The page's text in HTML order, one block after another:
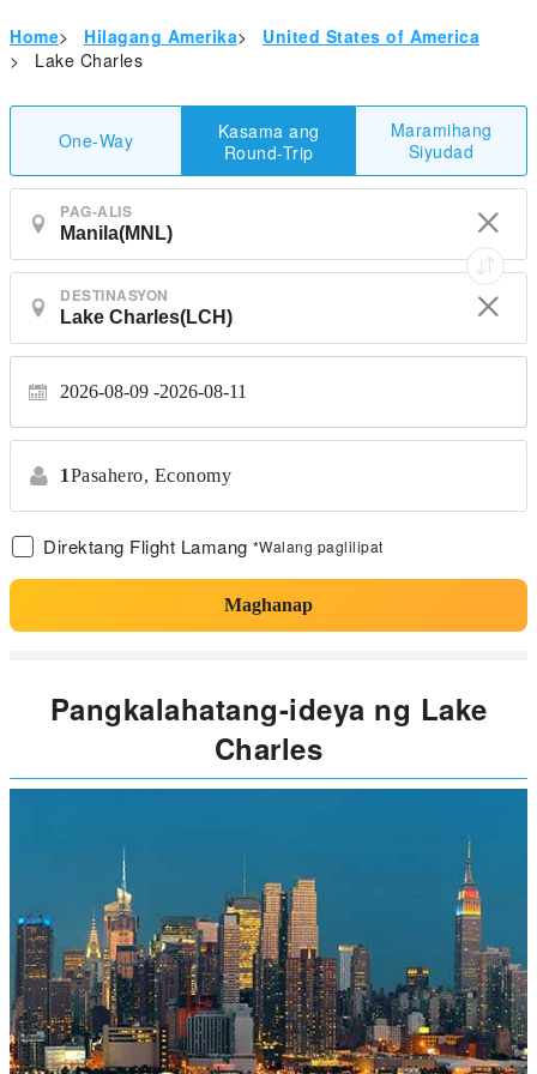
Home> Hilagang Amerika>
United States of America
>
Lake Charles
One-Way
Kasama ang
Round-Trip
Maramihang
Siyudad
PAG-ALIS
DESTINASYON
2026-08-09 2026-08-11
1Pasahero, Economy
Direktang Flight Lamang *Walang paglilipat
Maghanap
Pangkalahatang-ideya ng Lake
Charles